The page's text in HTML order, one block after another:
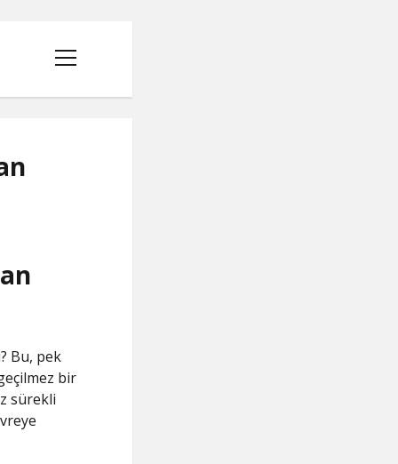
menüyü
aç
Bu, pek
bir
sürekli